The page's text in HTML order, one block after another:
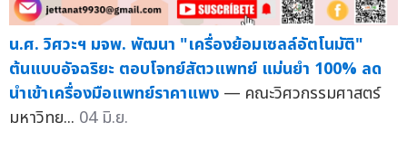
น.ศ. วิศวะฯ มจพ. พัฒนา "เครื่องย้อมเซลล์อัตโนมัติ"
ต้นแบบอัจฉริยะ ตอบโจทย์สัตวแพทย์ แม่นยำ 100% ลด
นำเข้าเครื่องมือแพทย์ราคาแพง — คณะวิศวกรรมศาสตร์
มหาวิทย... 04 มิ.ย.